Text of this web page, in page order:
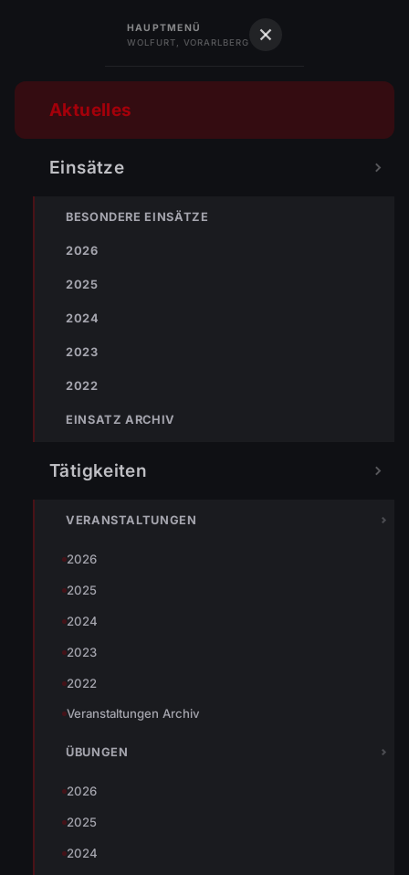
HAUPTMENÜ
WOLFURT, VORARLBERG
Aktuelles
Einsätze
BESONDERE EINSÄTZE
2026
2025
2024
2023
2022
EINSATZ ARCHIV
Tätigkeiten
VERANSTALTUNGEN
2026
2025
2024
2023
2022
Veranstaltungen Archiv
ÜBUNGEN
2026
2025
2024